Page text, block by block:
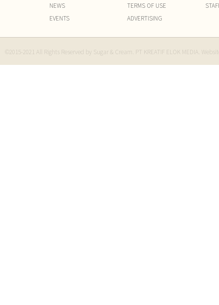
NEWS
EVENTS
TERMS OF USE
ADVERTISING
©2015-2021 All Rights Reserved by Sugar & Cream. PT KREATIF ELOK MEDIA.